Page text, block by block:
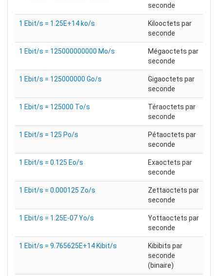
seconde
1 Ebit/s = 1.25E+14 ko/s
Kilooctets par
seconde
1 Ebit/s = 125000000000 Mo/s
Mégaoctets par
seconde
1 Ebit/s = 125000000 Go/s
Gigaoctets par
seconde
1 Ebit/s = 125000 To/s
Téraoctets par
seconde
1 Ebit/s = 125 Po/s
Pétaoctets par
seconde
1 Ebit/s = 0.125 Eo/s
Exaoctets par
seconde
1 Ebit/s = 0.000125 Zo/s
Zettaoctets par
seconde
1 Ebit/s = 1.25E-07 Yo/s
Yottaoctets par
seconde
1 Ebit/s = 9.765625E+14 Kibit/s
Kibibits par
seconde
(binaire)